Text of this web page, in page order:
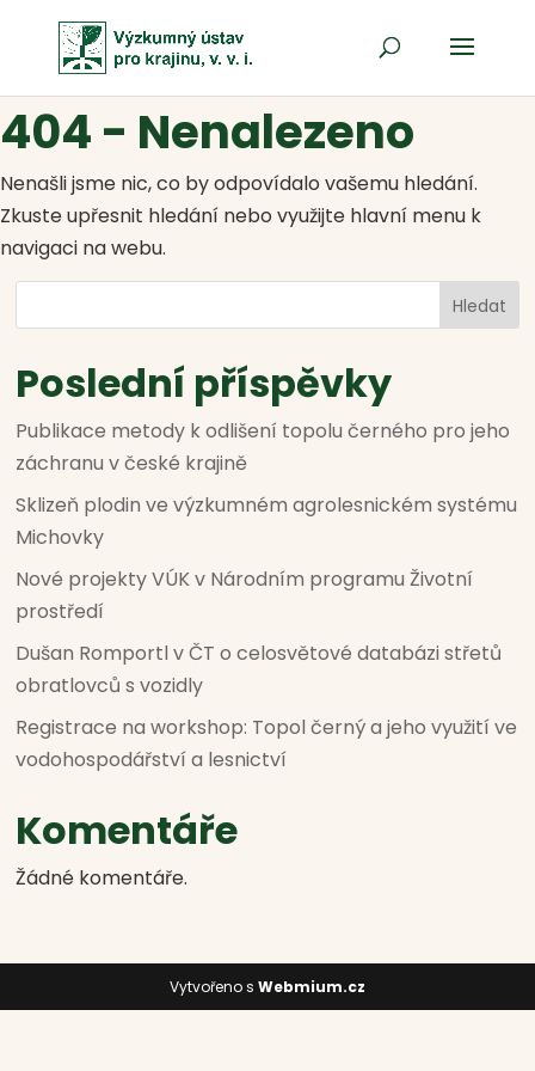
404 - Nenalezeno
Nenašli jsme nic, co by odpovídalo vašemu hledání.
Zkuste upřesnit hledání nebo využijte hlavní menu k
navigaci na webu.
Hledat
Poslední příspěvky
Publikace metody k odlišení topolu černého pro jeho
záchranu v české krajině
Sklizeň plodin ve výzkumném agrolesnickém systému
Michovky
Nové projekty VÚK v Národním programu Životní
prostředí
Dušan Romportl v ČT o celosvětové databázi střetů
obratlovců s vozidly
Registrace na workshop: Topol černý a jeho využití ve
vodohospodářství a lesnictví
Komentáře
Žádné komentáře.
Vytvořeno s Webmium.cz